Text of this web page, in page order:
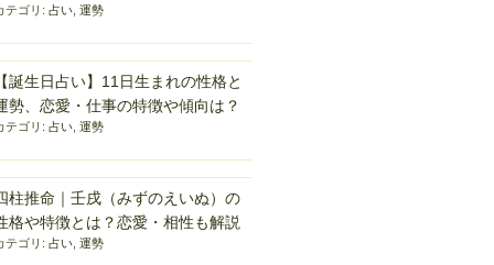
テゴリ: 占い, 運勢
【誕生日占い】11日生まれの性格と
勢、恋愛・仕事の特徴や傾向は？
テゴリ: 占い, 運勢
柱推命｜壬戌（みずのえいぬ）の
格や特徴とは？恋愛・相性も解説
テゴリ: 占い, 運勢